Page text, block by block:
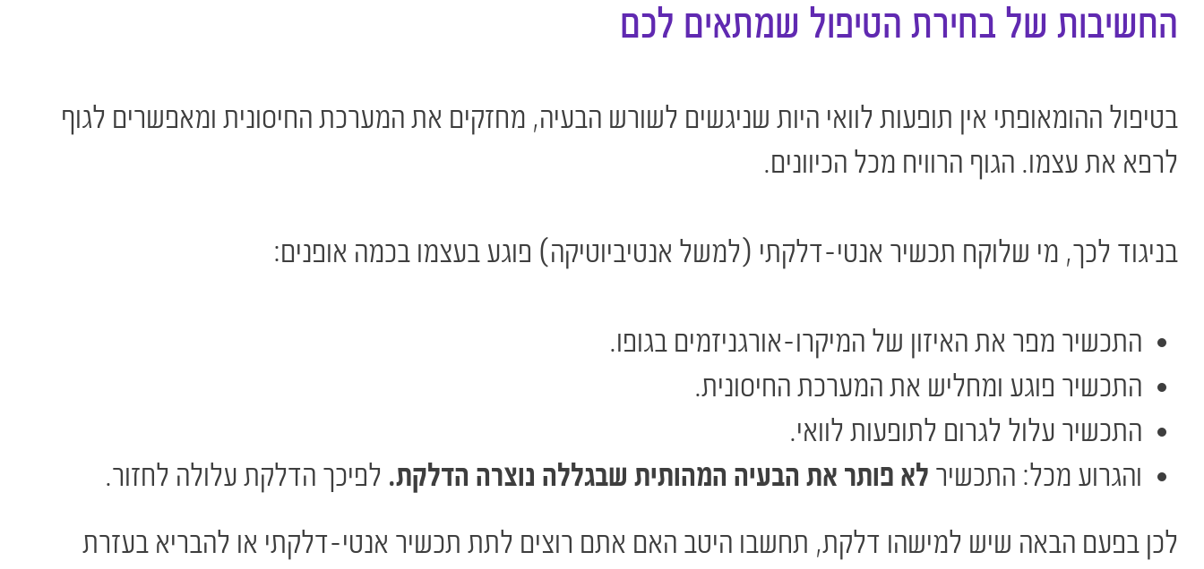
החשיבות של בחירת הטיפול שמתאים לכם
בטיפול ההומאופתי אין תופעות לוואי היות שניגשים לשורש הבעיה, מחזקים את המערכת החיסונית ומאפשרים לגוף
לרפא את עצמו. הגוף הרוויח מכל הכיוונים.
בניגוד לכך, מי שלוקח תכשיר אנטי-דלקתי (למשל אנטיביוטיקה) פוגע בעצמו בכמה אופנים:
התכשיר מפר את האיזון של המיקרו-אורגניזמים בגופו.
התכשיר פוגע ומחליש את המערכת החיסונית.
התכשיר עלול לגרום לתופעות לוואי.
והגרוע מכל: התכשיר לא פותר את הבעיה המהותית שבגללה נוצרה הדלקת. לפיכך הדלקת עלולה לחזור.
לכן בפעם הבאה שיש למישהו דלקת, תחשבו היטב האם אתם רוצים לתת תכשיר אנטי-דלקתי או להבריא בעזרת